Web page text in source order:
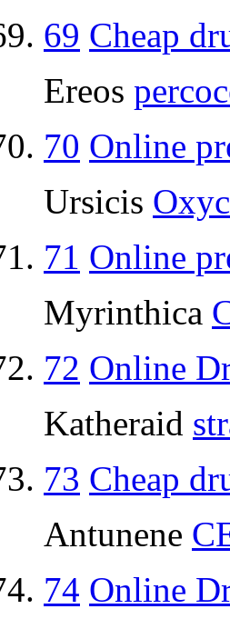
69 Cheap
Ereos
70 Online
Ursicis
71 Online
Myrinthica
72 Online
Katheraid
73 Cheap
Antunene
74 Online